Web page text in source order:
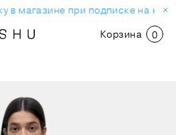
в магазине при подписке на
Корзина 0